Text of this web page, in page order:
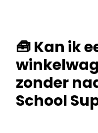
🧰 Kan ik
zonder
School